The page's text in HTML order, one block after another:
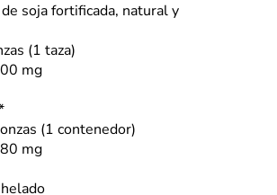
soja fortificada, natural y
(1 taza)
mg
(1 contenedor)
mg